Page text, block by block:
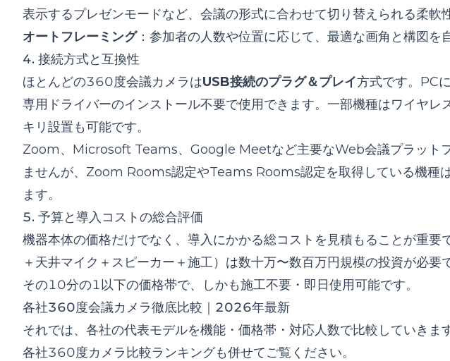
表示するプレゼンモードなど、会議の形式に合わせて切り替えられる柔軟
オートフレーミング：参加者の人数や位置に応じて、最適な画角と構図を
4. 接続方式と互換性
ほとんどの360度会議カメラはUSB接続のプラグ＆プレイ方式です。PC
専用ドライバーのインストール不要で使用できます。一部機種はワイヤレ
キリ設置も可能です。
Zoom、Microsoft Teams、Google Meetなど主要なWeb会議プラット
ませんが、Zoom Rooms認定やTeams Rooms認定を取得している機種
ます。
5. 予算と導入コストの総合評価
機器本体の価格だけでなく、導入にかかる総コストを見積もることが重要
＋天井マイク＋スピーカー＋施工）は数十万〜数百万円規模の投資が必
その10分の1以下の価格帯で、しかも施工不要・即日使用可能です。
各社360度会議カメラ徹底比較｜2026年最新
それでは、各社の代表モデルを機能・価格帯・対応人数で比較していきま
各社360度カメラ比較ランキングも併せてご覧ください。